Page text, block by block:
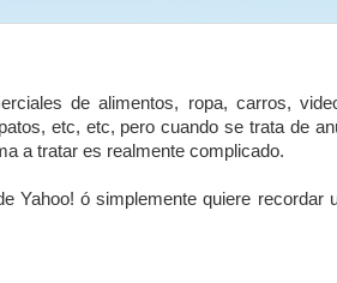
de alimentos, ropa, carros,
etc, etc, pero cuando se trata de
a tratar es realmente complicado.
Yahoo! ó simplemente quiere recordar